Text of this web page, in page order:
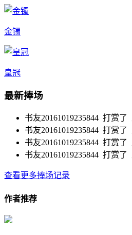
金镯
皇冠
最新捧场
书友20161019235844 打赏了
书友20161019235844 打赏了
书友20161019235844 打赏了
书友20161019235844 打赏了
查看更多捧场记录
作者推荐